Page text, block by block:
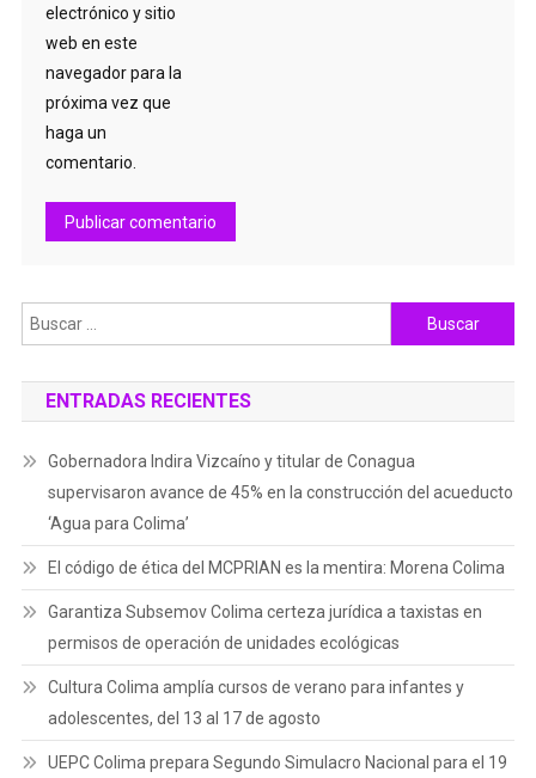
electrónico y sitio
web en este
navegador para la
próxima vez que
haga un
comentario.
Buscar:
ENTRADAS RECIENTES
Gobernadora Indira Vizcaíno y titular de Conagua
supervisaron avance de 45% en la construcción del acueducto
‘Agua para Colima’
El código de ética del MCPRIAN es la mentira: Morena Colima
Garantiza Subsemov Colima certeza jurídica a taxistas en
permisos de operación de unidades ecológicas
Cultura Colima amplía cursos de verano para infantes y
adolescentes, del 13 al 17 de agosto
UEPC Colima prepara Segundo Simulacro Nacional para el 19